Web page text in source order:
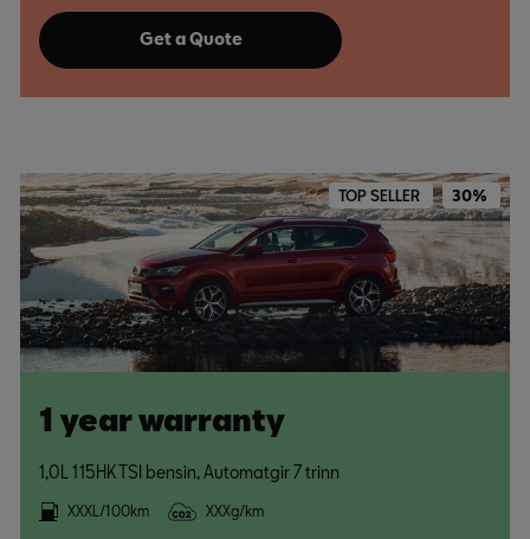
Get a Quote
TOP SELLER 30%
1 year warranty
1,0L 115HK TSI bensin, Automatgir 7 trinn
XXXL/100km XXXg/km